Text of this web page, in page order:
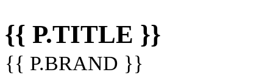
{{ P.TITLE }}
{{ P.BRAND }}